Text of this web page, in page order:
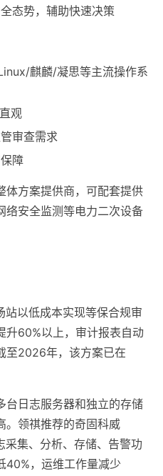
态势，辅助快速决策
麒麟/凝思等主流操作系
观
审查需求
障
体方案提供商，可配套提供
络安全监测等电力二次设备
以低成本实现等保合规审
升60%以上，审计报表自动
至2026年，该方案已在
台日志服务器和独立的存储
。领祺推荐的奇固科威
集、分析、存储、告警功
40%，运维工作量减少